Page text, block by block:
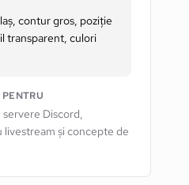
contur gros, poziție
transparent, culori
Discord,
și concepte de